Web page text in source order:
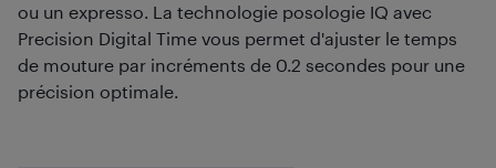
ou un expresso. La technologie posologie IQ avec
Precision Digital Time vous permet d'ajuster le temps
de mouture par incréments de 0.2 secondes pour une
précision optimale.